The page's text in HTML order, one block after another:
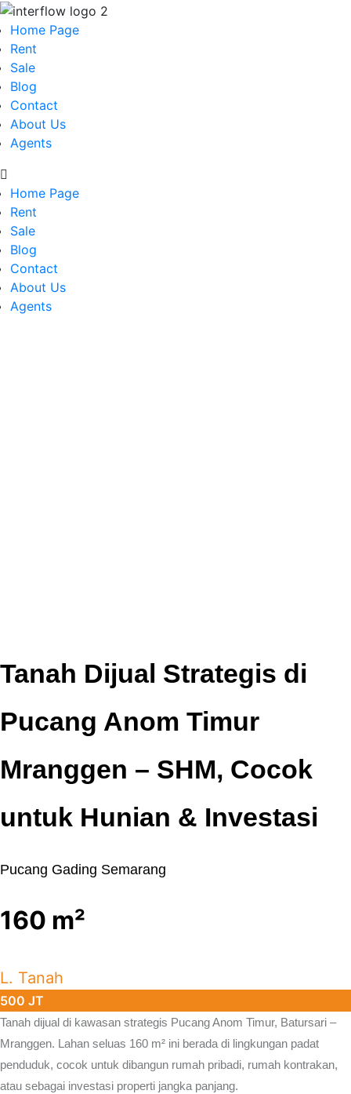
Home Page
Rent
Sale
Blog
Contact
About Us
Agents
Home Page
Rent
Sale
Blog
Contact
About Us
Agents
Tanah Dijual Strategis di
Pucang Anom Timur
Mranggen – SHM, Cocok
untuk Hunian & Investasi
Pucang Gading Semarang
160 m²
L. Tanah
500 JT
Tanah dijual di kawasan strategis Pucang Anom Timur, Batursari –
Mranggen. Lahan seluas 160 m² ini berada di lingkungan padat
penduduk, cocok untuk dibangun rumah pribadi, rumah kontrakan,
atau sebagai investasi properti jangka panjang.